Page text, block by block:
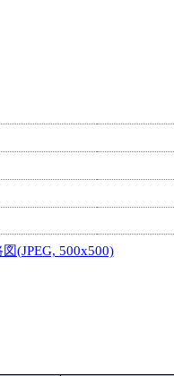
(JPEG, 500x500)